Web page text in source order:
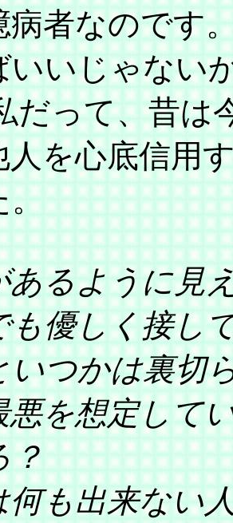
病者なのです
いいじゃない
だって、昔は
人を心底信用
。
あるように見
も優しく接し
いつかは裏切
悪を想定して
？
何も出来ない